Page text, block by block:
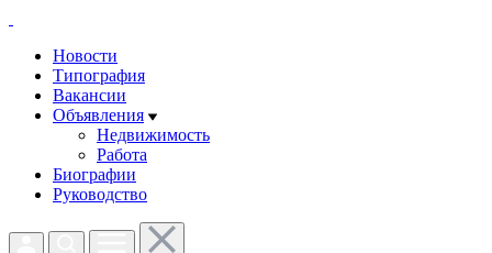
Новости
Типография
Вакансии
Объявления
Недвижимость
Работа
Биографии
Руководство